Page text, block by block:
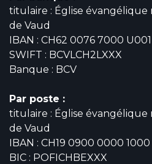
titulaire : Église
de Vaud
IBAN : CH62 0076 7000
SWIFT : BCVLCH2LXXX
Banque : BCV
Par poste :
titulaire : Église
de Vaud
IBAN : CH19 0900 0000
BIC : POFICHBEXXX